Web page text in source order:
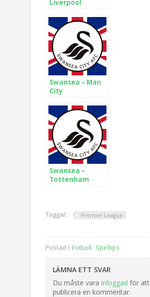
Liverpool
Swansea – Man
City
Swansea –
Tottenham
Taggar: Premier League
Postad i: Fotboll · Speltips
LÄMNA ETT SVAR
Du måste vara inloggad för att
publicera en kommentar.